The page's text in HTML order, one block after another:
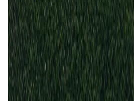
Raufoss
Hoedd
01
10 apr 2023
Hoedd
Raufoss
10